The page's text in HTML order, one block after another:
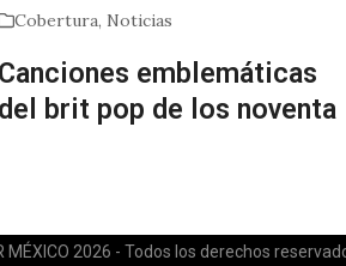
Cobertura, Noticias
Canciones emblemáticas
del brit pop de los noventa
MÉXICO 2026 - Todos los derechos